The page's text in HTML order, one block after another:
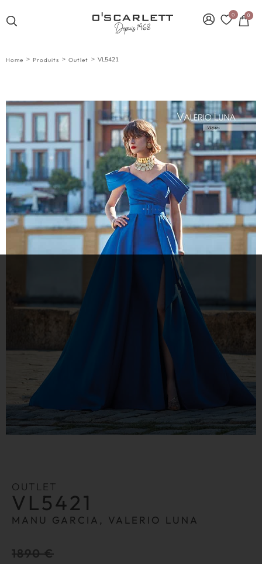
0 0
Home > Produits > Outlet > VL5421
OUTLET
VL5421
MANU GARCIA, VALERIO LUNA
1890€